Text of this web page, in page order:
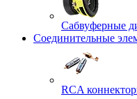
Сабвуферные
Соединительные
RCA